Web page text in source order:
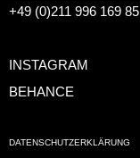
+49 (0)211 996 169 85
INSTAGRAM
BEHANCE
DATENSCHUTZERKLÄRUNG